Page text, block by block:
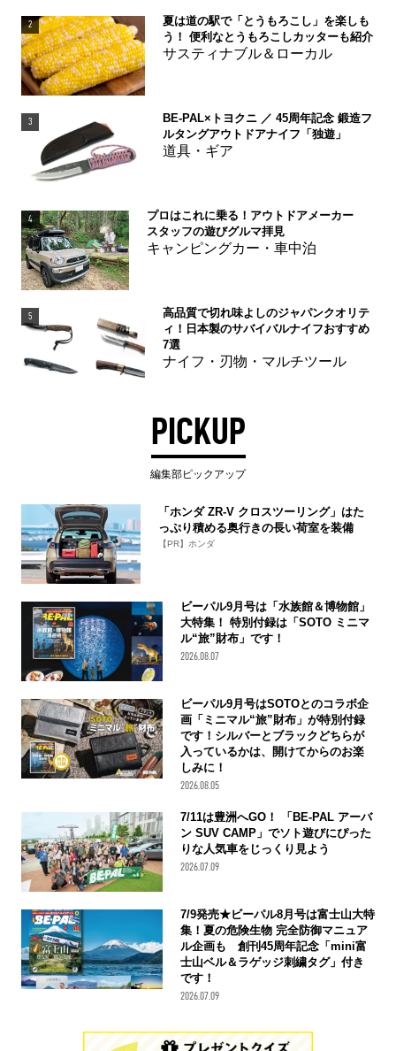
2
夏は道の駅で「とうもろこし」を楽しも
う！ 便利なとうもろこしカッターも紹介
サスティナブル＆ローカル
3
BE-PAL×トヨクニ ／ 45周年記念 鍛造フ
ルタングアウトドアナイフ「独遊」
道具・ギア
4
プロはこれに乗る！アウトドアメーカー
スタッフの遊びグルマ拝見
キャンピングカー・車中泊
5
高品質で切れ味よしのジャパンクオリテ
ィ！日本製のサバイバルナイフおすすめ
7選
ナイフ・刃物・マルチツール
PICKUP
編集部ピックアップ
「ホンダ ZR-V クロスツーリング」はた
っぷり積める奥行きの長い荷室を装備
【PR】ホンダ
ビーパル9月号は「水族館＆博物館」
大特集！ 特別付録は「SOTO ミニマ
ル“旅”財布」です！
2026.08.07
ビーパル9月号はSOTOとのコラボ企
画「ミニマル“旅”財布」が特別付録
です！シルバーとブラックどちらが
入っているかは、開けてからのお楽
しみに！
2026.08.05
7/11は豊洲へGO！ 「BE-PAL アーバ
ン SUV CAMP」でソト遊びにぴった
りな人気車をじっくり見よう
2026.07.09
7/9発売★ビーパル8月号は富士山大特
集！夏の危険生物 完全防御マニュア
ル企画も 創刊45周年記念「mini富
士山ベル＆ラゲッジ刺繍タグ」付き
です！
2026.07.09